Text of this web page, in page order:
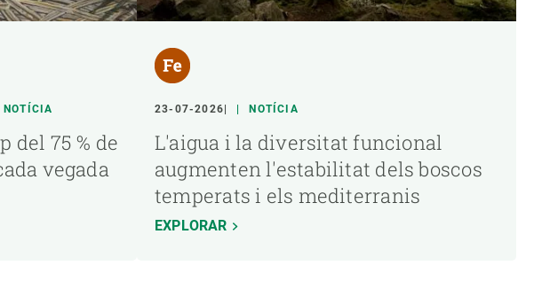
NOTÍCIA
del 75 % de
vegada
23-07-2026 NOTÍCIA
L'aigua i la diversitat funcional
augmenten l'estabilitat dels boscos
temperats i els mediterranis
EXPLORAR